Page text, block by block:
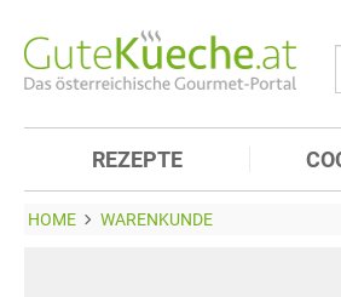
REZEPTE
HOME WARENKUNDE